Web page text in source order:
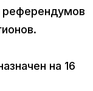
референдумов
на 16